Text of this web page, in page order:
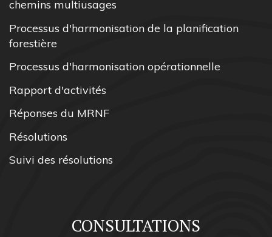
chemins multiusages
Processus d'harmonisation de la planification
forestière
Processus d'harmonisation opérationnelle
Rapport d'activités
Réponses du MRNF
Résolutions
Suivi des résolutions
CONSULTATIONS